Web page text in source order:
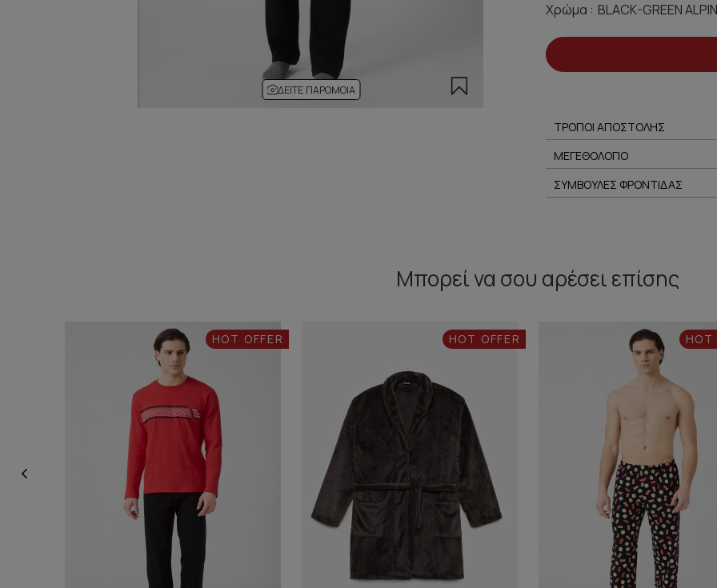
ΔΕΊΤΕ ΠΑΡΌΜΟΙΑ
Χρώμα :
ΤΡΟΠΟΙ ΑΠΟΣΤΟΛΗΣ
ΜΕΓΕΘΟΛΟΓΙΟ
ΣΥΜΒΟΥΛΕΣ ΦΡΟΝΤΙΔΑΣ
Μπορεί να σου αρέσει επίσης
HOT OFFER HOT OFFER HOT